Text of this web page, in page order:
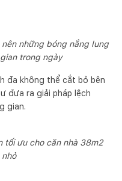
những bóng nắng lung
trong ngày
đa không thể cắt bỏ bên
đưa ra giải pháp lệch
gian.
tối ưu cho căn nhà 38m2